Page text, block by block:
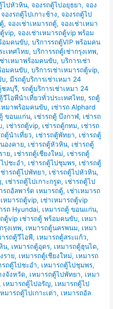
ไปหัวหิน,จองรถตู้ไปอยุธยา,จอง
จองรถตู้ไปเกาะช้าง,จองรถตู้ไป
,จองเช่าเหมารถตู้,จองเช่าเหมา
vip,จองเช่าเหมารถตู้vip พร้อม
อมคนขับ,บริการรถตู้VIP พร้อมคน
เทศไทย,บริการรถตู้เช่ากรุงเทพ,
าเหมาพร้อมคนขับ,บริการเช่า
อมคนขับ,บริการเช่าเหมารถตู้vip,
บ,มีรถตู้บริการเช่าเหมา 24
ชลบุรี,รถตู้บริการเช่าเหมา 24
วีไอพีนำเที่ยวทั่วประเทศไทย,รถตู้
หมาพร้อมคนขับ, เช่ารถ Alphard
ขอนแก่น, เช่ารถตู้ บึงกาฬ, เช่ารถ
, เช่ารถตู้vip, เช่ารถตู้กทม, เช่ารถ
ถตู้นำเที่ยว, เช่ารถตู้พัทยา, เช่ารถตู้
องคาย, เช่ารถตู้หัวหิน, เช่ารถตู้
าย, เช่ารถตู้เชียงใหม่, เช่ารถตู้
ปชะอำ, เช่ารถตู้ไปชุมพร, เช่ารถตู้
ช่ารถตู้ไปพัทยา, เช่ารถตู้ไปหัวหิน,
, เช่ารถตู้ไปเกาะกรูด, เช่ารถตู้ไป
รถอัลพาร์ด เหมารถตู้, เช่าเหมารถ
เหมารถตู้vip, เช่าเหมารถตู้vip
รถ Hyundai, เหมารถตู้ ขอนแก่น,
ตู้vip เช่ารถตู้ พร้อมคนขับ, เหมา
รุงเทพ, เหมารถตู้นครพนม, เหมา
ารถตู้วีไอพี, เหมารถตู้สระแก้ว,
น, เหมารถตู้อุดร, เหมารถตู้ฮุนได,
ราย, เหมารถตู้เชียงใหม่, เหมารถ
รถตู้ไปชะอำ, เหมารถตู้ไปชุมพร,
งจังหวัด, เหมารถตู้ไปพัทยา, เหมา
, เหมารถตู้ไปอรัญ, เหมารถตู้ไป
หมารถตู้ไปเกาะเต่า, เหมารถอัล